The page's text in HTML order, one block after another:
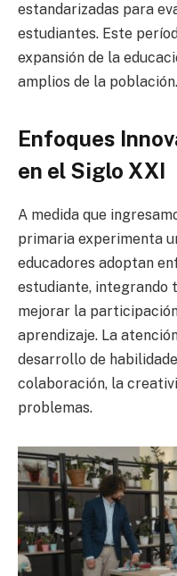
estandarizadas para
estudiantes. Este
expansión de la
amplios de la población.
Enfoques
en el Siglo XXI
A medida que
primaria experimenta
educadores adoptan
estudiante, integrando
mejorar la
aprendizaje. La
desarrollo de
colaboración, la
problemas.